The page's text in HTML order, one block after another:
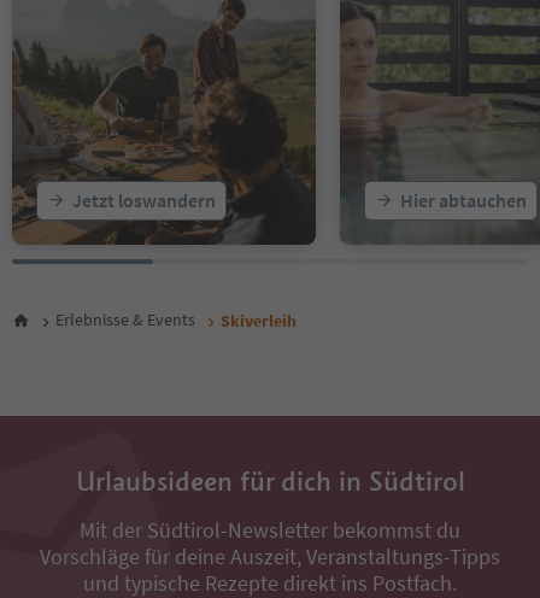
Jetzt loswandern Hier abtauchen
Erlebnisse & Events Skiverleih
Urlaubsideen für dich in Südtirol
Mit der Südtirol-Newsletter bekommst du
Vorschläge für deine Auszeit, Veranstaltungs-Tipps
und typische Rezepte direkt ins Postfach.